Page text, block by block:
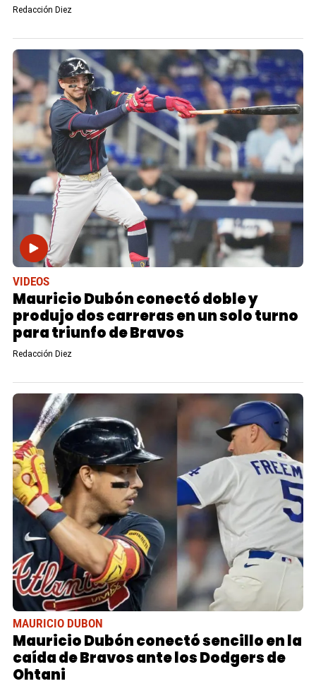
Redacción Diez
VIDEOS
Mauricio Dubón conectó doble y
produjo dos carreras en un solo turno
para triunfo de Bravos
Redacción Diez
MAURICIO DUBON
Mauricio Dubón conectó sencillo en la
caída de Bravos ante los Dodgers de
Ohtani